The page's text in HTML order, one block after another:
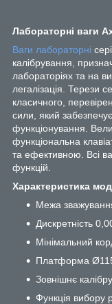
Лабораторні ваги
Ваги лабораторні
калібрування,
лабораторіях та на
легалізація. Терези
класичного,
сили, який
функціонування.
функціональна
та ефективною. Всі
функцій.
Характеристика
Межа
Дискретність
Мінімальний
Платформа
Зовнішнє
Функція вибору